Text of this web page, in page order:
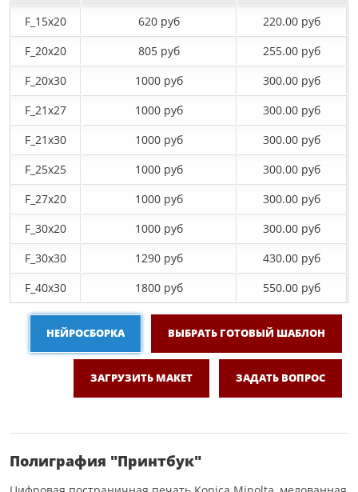
F_15х20
620 руб
220.00 руб
F_20х20
805 руб
255.00 руб
F_20х30
1000 руб
300.00 руб
F_21х27
1000 руб
300.00 руб
F_21х30
1000 руб
300.00 руб
F_25х25
1000 руб
300.00 руб
F_27x20
1000 руб
300.00 руб
F_30х20
1000 руб
300.00 руб
F_30х30
1290 руб
430.00 руб
F_40x30
1800 руб 550.00 руб
НЕЙРОСБОРКА ВЫБРАТЬ ГОТОВЫЙ ШАБЛОН
ЗАГРУЗИТЬ МАКЕТ ЗАДАТЬ ВОПРОС
Полиграфия "Принтбук"